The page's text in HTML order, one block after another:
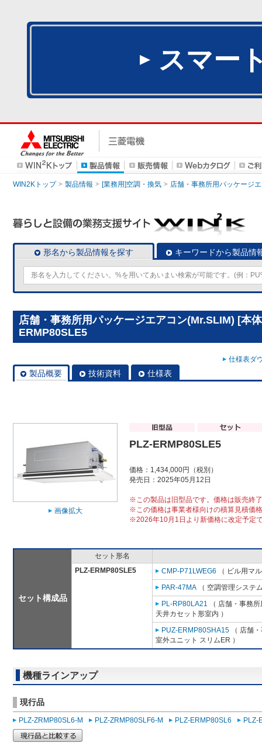
スマー
WIN2Kトップ 製品情報 [業務用]空調・換気 店舗・事務所用パッケージ
形名から製品情報を探す キーワードから製品情
店舗・事務所用パッケージエアコン(Mr.SLIM) [本
ERMP80SLE5
仕様表ダ
製品概要 技術資料 仕様表
画像拡大
PLZ-ERMP80SLE5
価格：1,434,000円（税別）
発売日：2025年05月12日
※この製品は旧型品です。価格は販売終
※この価格は事業者様向けの積算見積価
※2026年10月1日より新価格に改定予定
セット構成品
セット形名
PLZ-ERMP80SLE5
CMP-P71LWEG6 （ ビル用マ
PAR-47MA （ 空調管理システ
PL-RP80LA21 （ 店舗・事務
天井カセット形室内 ）
PUZ-ERMP80SHA15 （ 店舗
室外ユニット スリムER ）
機種ラインアップ
現行品
PLZ-ZRMP80SL6-M PLZ-ZRMP80SLF6-M PLZ-ERMP80SL6 PLZ-